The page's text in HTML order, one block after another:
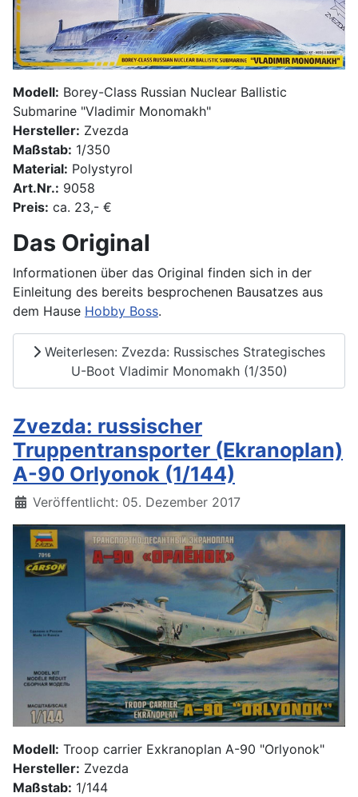
Modell: Borey-Class Russian Nuclear Ballistic
Submarine "Vladimir Monomakh"
Hersteller: Zvezda
Maßstab: 1/350
Material: Polystyrol
Art.Nr.: 9058
Preis: ca. 23,- €
Das Original
Informationen über das Original finden sich in der
Einleitung des bereits besprochenen Bausatzes aus
dem Hause Hobby Boss.
Weiterlesen: Zvezda: Russisches Strategisches
U-Boot Vladimir Monomakh (1/350)
Zvezda: russischer
Truppentransporter (Ekranoplan)
A-90 Orlyonok (1/144)
Details
Veröffentlicht: 05. Dezember 2017
Modell: Troop carrier Exkranoplan A-90 "Orlyonok"
Hersteller: Zvezda
Maßstab: 1/144